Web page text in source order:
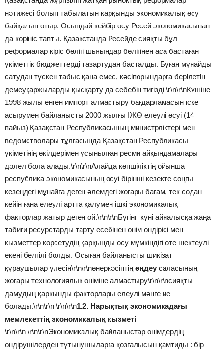
нәтижесі болып табылатын карқынды экономикалық өсу
байқалып отыр. Осындай кейбір өсу Ресей экономикасынан
да көрініс тапты. Қазақстанда Ресейде сияқты бұл
реформалар кіріс бөлігі шығындар бөлігінен аса бастаған
үкіметтік бюджеттерді тазартудан басталды. Бұған мұнайды
сатудан түскен табыс қана емес, кәсіпорындарға берілетін
демеуқаржыларды қысқарту да себебін тигізді.\r\n\r\nКүшіне
1998 жылы енген импорт алмастыру бағдарламасын іске
асырумен байланысты 2000 жылғы ІЖӨ елеулі өсуі (14
пайыз) Қазақстан Республикасының министрліктері мен
ведомстволары тұлғасында Қазақстан Республикасы
үкіметінің өкілдерімен ұсынылған ресми айқындамалары
дәлел бола алады.\r\n\r\nАлайда көпшіліктің ойынша
республика экономикасының өсуі бірінші кезекте соңғы
кезеңдегі мұнайға деген әлемдегі жоғары бағам, тек содан
кейін ғана елеулі артта қалумен ішкі экономикалық
факторлар жатыр деген ой.\r\n\r\nБүгінгі күні айналысқа жаңа
табиғи ресурстарды тарту есебінен өнім өндірісі мен
кызметтер көрсетудің қарқынды өсу мүмкіндігі өте шектеулі
екені белгілі болды. Осыған байланысты шикізат
қүраушылар үлесін\r\n\r\nөнеркәсіптің өңдеу саласының
жоғары технологиялық өніміне алмастыру\r\n\r\nсияқты
дамудың қаркынды факторлары елеулі мәнге ие
болады.\r\n\r\n \r\n\r\n1.2. Нарықтық экономикадағы
мемлекеттің экономикалық кызметі
\r\n\r\n \r\n\r\nЭкономикалық байланыстар өнімдердің
өндірушілерден түтынушыларға қозғалысын қамтиды : бір